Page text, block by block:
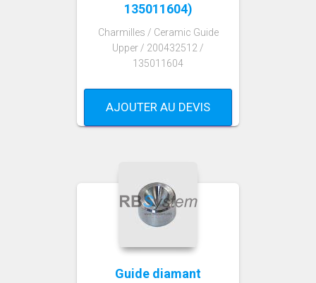
135011604)
Charmilles / Ceramic Guide
Upper / 200432512 /
135011604
AJOUTER AU DEVIS
Guide diamant